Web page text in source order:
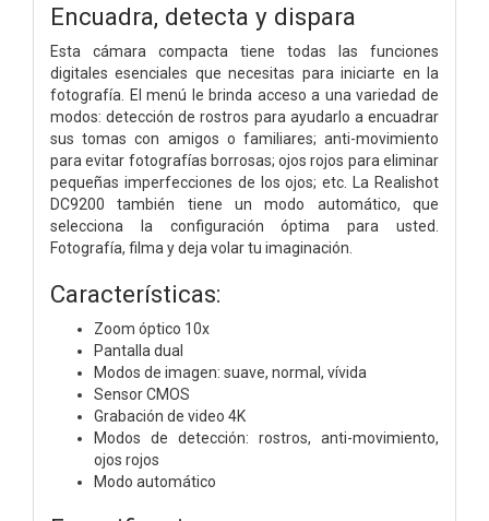
Encuadra, detecta y dispara
Esta cámara compacta tiene todas las funciones
digitales esenciales que necesitas para iniciarte en la
fotografía. El menú le brinda acceso a una variedad de
modos: detección de rostros para ayudarlo a encuadrar
sus tomas con amigos o familiares; anti-movimiento
para evitar fotografías borrosas; ojos rojos para eliminar
pequeñas imperfecciones de los ojos; etc. La Realishot
DC9200 también tiene un modo automático, que
selecciona la configuración óptima para usted.
Fotografía, filma y deja volar tu imaginación.
Características:
Zoom óptico 10x
Pantalla dual
Modos de imagen: suave, normal, vívida
Sensor CMOS
Grabación de video 4K
Modos de detección: rostros, anti-movimiento,
ojos rojos
Modo automático